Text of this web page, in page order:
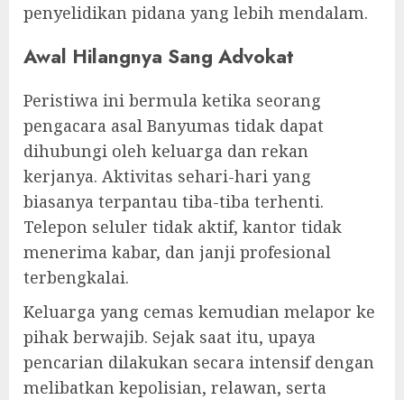
penyelidikan pidana yang lebih mendalam.
Awal Hilangnya Sang Advokat
Peristiwa ini bermula ketika seorang
pengacara asal Banyumas tidak dapat
dihubungi oleh keluarga dan rekan
kerjanya. Aktivitas sehari-hari yang
biasanya terpantau tiba-tiba terhenti.
Telepon seluler tidak aktif, kantor tidak
menerima kabar, dan janji profesional
terbengkalai.
Keluarga yang cemas kemudian melapor ke
pihak berwajib. Sejak saat itu, upaya
pencarian dilakukan secara intensif dengan
melibatkan kepolisian, relawan, serta